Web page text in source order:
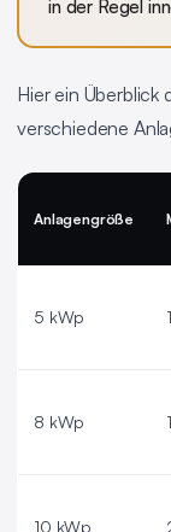
in der Regel
Hier ein Überblick
verschiedene
Anlagengröße
5 kWp
8 kWp
10 kWp